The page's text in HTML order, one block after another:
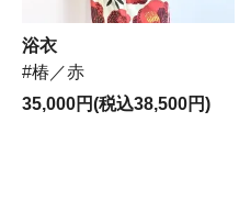
浴衣
#椿／赤
35,000円(税込38,500円)